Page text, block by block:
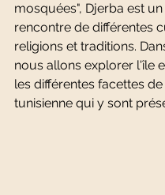
mosquées", Djerba est
rencontre de différentes
religions et traditions.
nous allons explorer l'île
les différentes facettes
tunisienne qui y sont